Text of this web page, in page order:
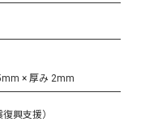
× 厚み 2mm
興支援）